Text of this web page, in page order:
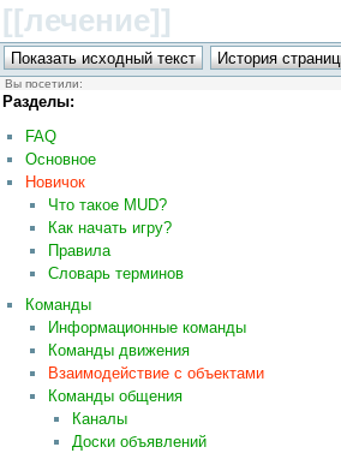
[[лечение]]
Вы посетили:
Разделы:
FAQ
Основное
Новичок
Что такое MUD?
Как начать игру?
Правила
Словарь терминов
Команды
Информационные команды
Команды движения
Взаимодействие с объектами
Команды общения
Каналы
Доски объявлений